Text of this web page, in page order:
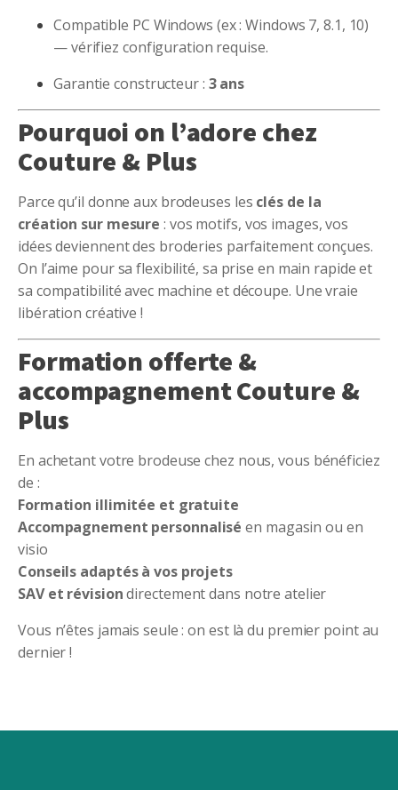
Compatible PC Windows (ex : Windows 7, 8.1, 10)
— vérifiez configuration requise.
Garantie constructeur : 3 ans
Pourquoi on l’adore chez
Couture & Plus
Parce qu’il donne aux brodeuses les clés de la
création sur mesure : vos motifs, vos images, vos
idées deviennent des broderies parfaitement conçues.
On l’aime pour sa flexibilité, sa prise en main rapide et
sa compatibilité avec machine et découpe. Une vraie
libération créative !
Formation offerte &
accompagnement Couture &
Plus
En achetant votre brodeuse chez nous, vous bénéficiez
de :
Formation illimitée et gratuite
Accompagnement personnalisé en magasin ou en
visio
Conseils adaptés à vos projets
SAV et révisiondirectement dans notre atelier
Vous n’êtes jamais seule : on est là du premier point au
dernier !